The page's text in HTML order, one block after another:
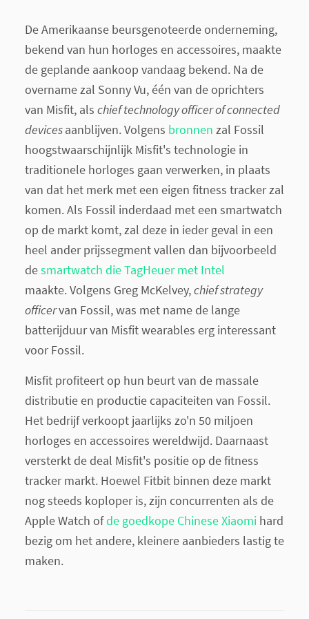
De Amerikaanse beursgenoteerde onderneming,
bekend van hun horloges en accessoires, maakte
de geplande aankoop vandaag bekend. Na de
overname zal Sonny Vu, één van de oprichters
van Misfit, als chief technology officer of connected
devicesaanblijven. Volgens bronnen zal Fossil
hoogstwaarschijnlijk Misfit's technologie in
traditionele horloges gaan verwerken, in plaats
van dat het merk met een eigen fitness tracker zal
komen. Als Fossil inderdaad met een smartwatch
op de markt komt, zal deze in ieder geval in een
heel ander prijssegment vallen dan bijvoorbeeld
desmartwatch die TagHeuer met Intel
maakte. Volgens Greg McKelvey,chief strategy
officervan Fossil, was met name de lange
batterijduur van Misfit wearables erg interessant
voor Fossil.
Misfit profiteert op hun beurt van de massale
distributie en productie capaciteiten van Fossil.
Het bedrijf verkoopt jaarlijks zo'n 50 miljoen
horloges en accessoires wereldwijd. Daarnaast
versterkt de deal Misfit's positie op de fitness
tracker markt. Hoewel Fitbit binnen deze markt
nog steeds koploper is, zijn concurrenten als de
Apple Watch ofde goedkope Chinese Xiaomihard
bezig om het andere, kleinere aanbieders lastig te
maken.